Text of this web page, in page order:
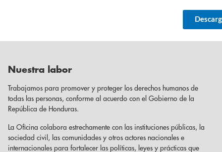
Nuestra labor
Trabajamos para promover y proteger los derechos humanos de
todas las personas, conforme al acuerdo con el Gobierno de la
República de Honduras.
La Oficina colabora estrechamente con las instituciones públicas, la
sociedad civil, las comunidades y otros actores nacionales e
internacionales para fortalecer las políticas, leyes y prácticas que